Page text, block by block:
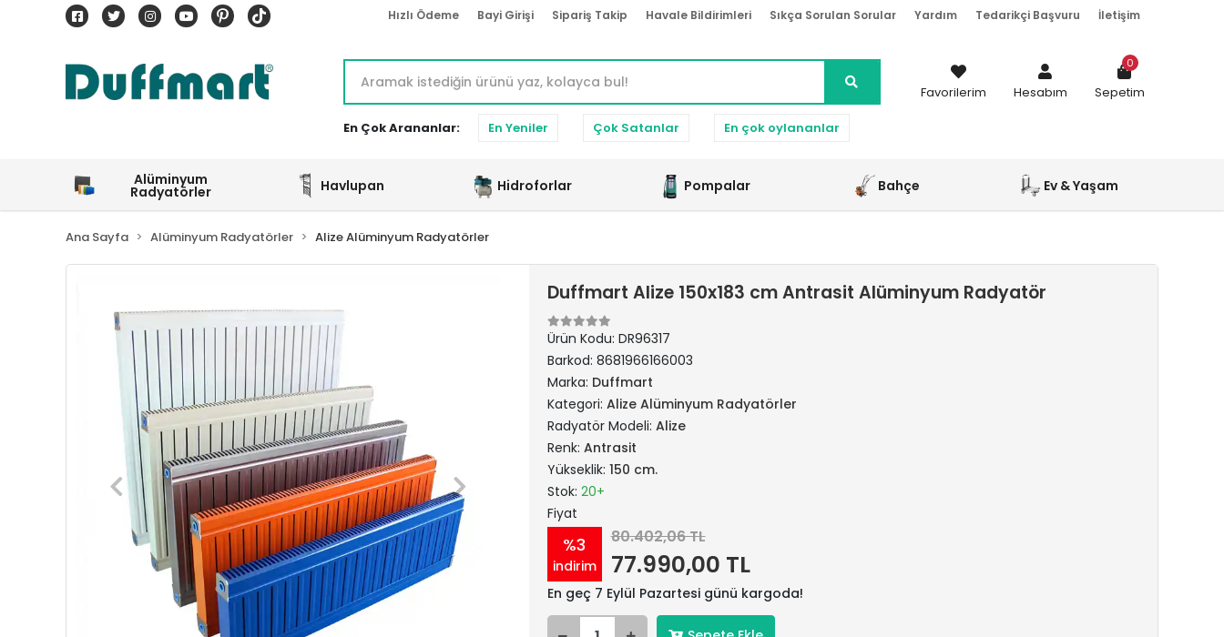
Hızlı Ödeme Bayi Girişi Sipariş Takip Havale Bildirimleri Sıkça Sorulan Sorular Yardım Tedarikçi Başvuru İletişim
En Çok Arananlar: En Yeniler Çok Satanlar En çok oylananlar
Favorilerim Hesabım Sepetim
0
Alüminyum
Radyatörler Havlupan Hidroforlar Pompalar Bahçe Ev & Yaşam
Ana Sayfa Alüminyum Radyatörler Alize Alüminyum Radyatörler
Duffmart Alize 150x183 cm Antrasit Alüminyum Radyatör
Ürün Kodu: DR96317
Barkod: 8681966166003
Marka: Duffmart
Kategori: Alize Alüminyum Radyatörler
Radyatör Modeli: Alize
Renk: Antrasit
Yükseklik: 150 cm.
Stok: 20+
Fiyat
%3
indirim
80.402,06 TL
77.990,00 TL
En geç 7 Eylül Pazartesi günü kargoda!